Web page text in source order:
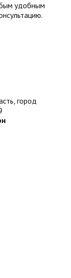
удобным
город